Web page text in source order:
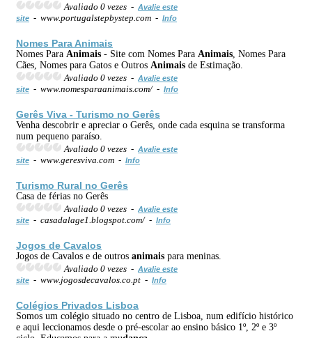
Avaliado 0 vezes - Avalie este
site - www.portugalstepbystep.com - Info
Nomes Para Animais
Nomes Para Animais - Site com Nomes Para Animais , Nomes Para
Cães, Nomes para Gatos e Outros Animais de Estimação.
Avaliado 0 vezes - Avalie este
site - www.nomesparaanimais.com/ - Info
Gerês Viva - Turismo no Gerês
Venha descobrir e apreciar o Gerês, onde cada esquina se transforma
num pequeno paraíso.
Avaliado 0 vezes - Avalie este
site - www.geresviva.com - Info
Turismo Rural no Gerês
Casa de férias no Gerês
Avaliado 0 vezes - Avalie este
site - casadalage1.blogspot.com/ - Info
Jogos de Cavalos
Jogos de Cavalos e de outros animais para meninas.
Avaliado 0 vezes - Avalie este
site - www.jogosdecavalos.co.pt - Info
Colégios Privados Lisboa
Somos um colégio situado no centro de Lisboa, num edifício histórico
e aqui leccionamos desde o pré-escolar ao ensino básico 1º, 2º e 3º